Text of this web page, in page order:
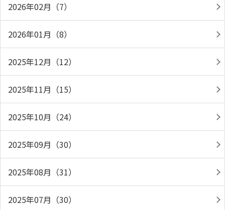
2026年02月（7）
2026年01月（8）
2025年12月（12）
2025年11月（15）
2025年10月（24）
2025年09月（30）
2025年08月（31）
2025年07月（30）